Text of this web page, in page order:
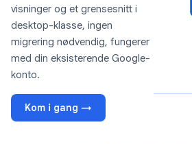
visninger og et grensesnitt i
desktop-klasse, ingen
migrering nødvendig, fungerer
med din eksisterende Google-
konto.
Kom i gang →